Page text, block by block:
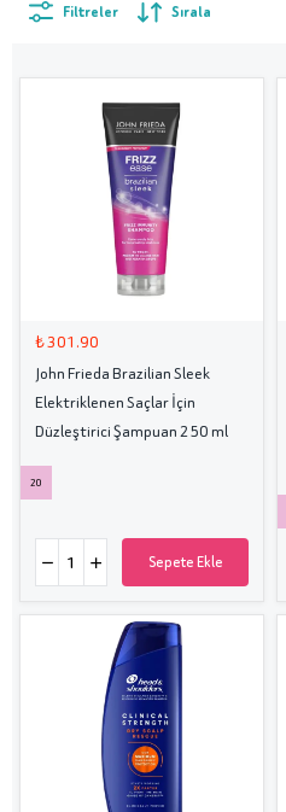
Filtreler Sırala
₺ 301.90
John Frieda Brazilian Sleek
Elektriklenen Saçlar İçin
Düzleştirici Şampuan 250 ml
20
Sepete Ekle